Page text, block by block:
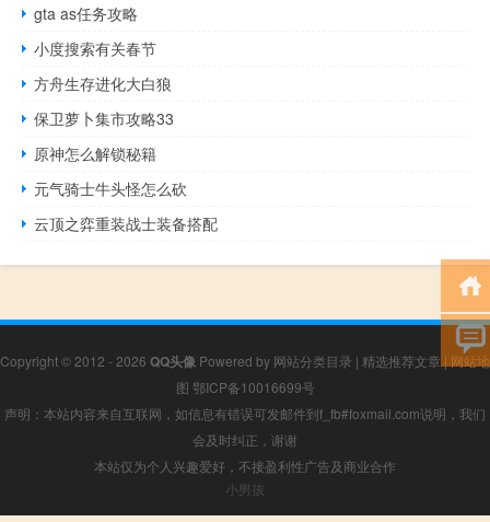
gta as任务攻略
小度搜索有关春节
方舟生存进化大白狼
保卫萝卜集市攻略33
原神怎么解锁秘籍
元气骑士牛头怪怎么砍
云顶之弈重装战士装备搭配
Copyright © 2012 - 2026 QQ头像 Powered by 网站分类目录 | 精选推荐文章 | 网站地
图 鄂ICP备10016699号
声明：本站内容来自互联网，如信息有错误可发邮件到f_fb#foxmail.com说明，我们
会及时纠正，谢谢
本站仅为个人兴趣爱好，不接盈利性广告及商业合作
小男孩